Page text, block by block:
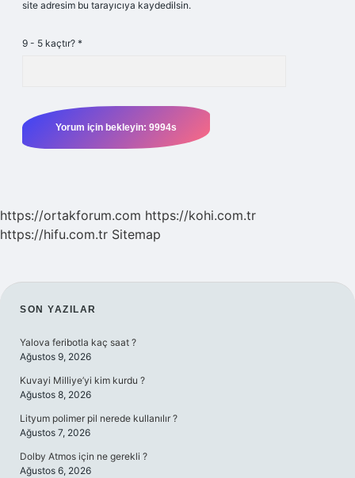
site adresim bu tarayıcıya kaydedilsin.
9 - 5 kaçtır? *
https://ortakforum.com https://kohi.com.tr
https://hifu.com.tr Sitemap
SIDEBAR
SON YAZILAR
Yalova feribotla kaç saat ?
Ağustos 9, 2026
Kuvayi Milliye’yi kim kurdu ?
Ağustos 8, 2026
Lityum polimer pil nerede kullanılır ?
Ağustos 7, 2026
Dolby Atmos için ne gerekli ?
Ağustos 6, 2026